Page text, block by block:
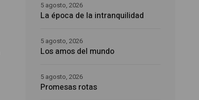
La época de la intranquilidad
5 agosto, 2026
Los amos del mundo
5 agosto, 2026
Promesas rotas
5 agosto, 2026